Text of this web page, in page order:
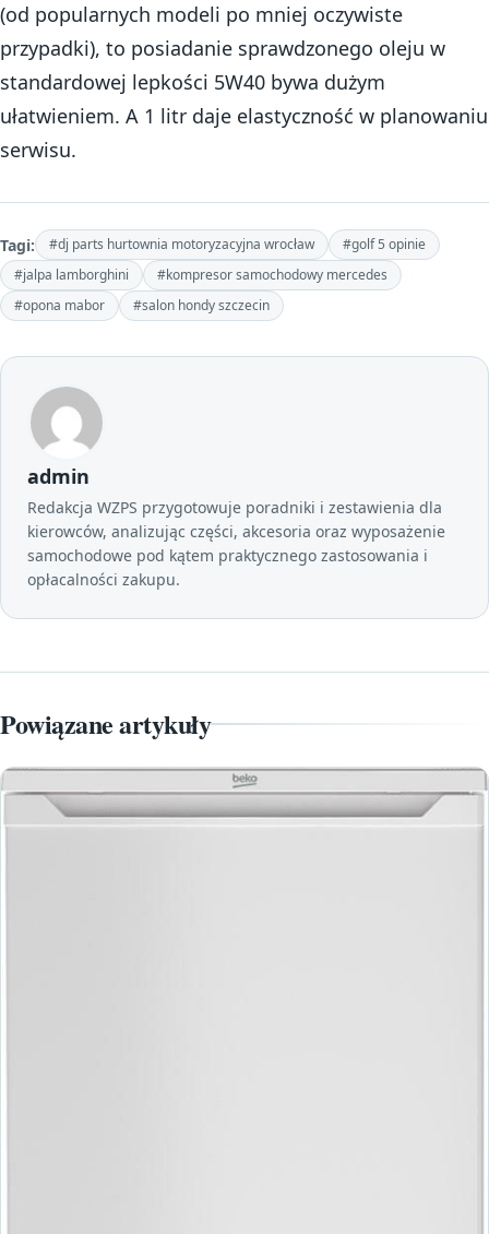
(od popularnych modeli po mniej oczywiste
przypadki), to posiadanie sprawdzonego oleju w
standardowej lepkości 5W40 bywa dużym
ułatwieniem. A 1 litr daje elastyczność w planowaniu
serwisu.
Tagi: #dj parts hurtownia motoryzacyjna wrocław
#golf 5 opinie
#jalpa lamborghini
#kompresor samochodowy mercedes
#opona mabor
#salon hondy szczecin
admin
Redakcja WZPS przygotowuje poradniki i zestawienia dla
kierowców, analizując części, akcesoria oraz wyposażenie
samochodowe pod kątem praktycznego zastosowania i
opłacalności zakupu.
Powiązane artykuły